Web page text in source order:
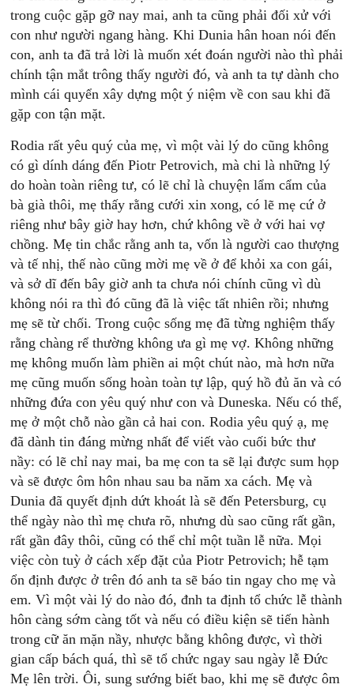
trong cuộc gặp gỡ nay mai, anh ta cũng phải đối xử với
con như người ngang hàng. Khi Dunia hân hoan nói đến
con, anh ta đã trả lời là muốn xét đoán người nào thì phải
chính tận mắt trông thấy người đó, và anh ta tự dành cho
mình cái quyển xây dựng một ý niệm về con sau khi đã
gặp con tận mặt.
Rodia rất yêu quý của mẹ, vì một vài lý do cũng không
có gì dính dáng đến Piotr Petrovich, mà chi là những lý
do hoàn toàn riêng tư, có lẽ chỉ là chuyện lẩm cẩm của
bà già thôi, mẹ thấy rằng cưới xin xong, có lẽ mẹ cứ ở
riêng như bây giờ hay hơn, chứ không về ở với hai vợ
chồng. Mẹ tin chắc rằng anh ta, vốn là người cao thượng
và tế nhị, thế nào cũng mời mẹ về ở để khỏi xa con gái,
và sở dĩ đến bây giờ anh ta chưa nói chính cũng vì dù
không nói ra thì đó cũng đã là việc tất nhiên rồi; nhưng
mẹ sẽ từ chối. Trong cuộc sống mẹ đã từng nghiệm thấy
rằng chàng rể thường không ưa gì mẹ vợ. Không những
mẹ không muốn làm phiền ai một chút nào, mà hơn nữa
mẹ cũng muốn sống hoàn toàn tự lập, quý hồ đủ ăn và có
những đứa con yêu quý như con và Duneska. Nếu có thể,
mẹ ở một chỗ nào gần cả hai con. Rodia yêu quý ạ, mẹ
đã dành tin đáng mừng nhất để viết vào cuối bức thư
nầy: có lẽ chỉ nay mai, ba mẹ con ta sẽ lại được sum họp
và sẽ được ôm hôn nhau sau ba năm xa cách. Mẹ và
Dunia đã quyết định dứt khoát là sẽ đến Petersburg, cụ
thể ngày nào thì mẹ chưa rõ, nhưng dù sao cũng rất gần,
rất gần đây thôi, cũng có thể chỉ một tuần lễ nữa. Mọi
việc còn tuỳ ở cách xếp đặt của Piotr Petrovich; hễ tạm
ổn định được ở trên đó anh ta sẽ báo tin ngay cho mẹ và
em. Vì một vài lý do nào đó, đnh ta định tổ chức lễ thành
hôn càng sớm càng tốt và nếu có điều kiện sẽ tiến hành
trong cữ ăn mặn nầy, nhược bằng không được, vì thời
gian cấp bách quá, thì sẽ tổ chức ngay sau ngày lễ Đức
Mẹ lên trời. Ôi, sung sướng biết bao, khi mẹ sẽ được ôm